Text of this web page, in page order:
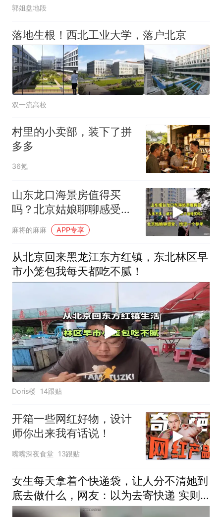
郭姐盘地段
落地生根！西北工业大学，落户北京
双一流高校
村里的小卖部，装下了拼
多多
36氪
山东龙口海景房值得买
吗？北京姑娘聊聊感受很
客观，给您一个参考
麻将的麻麻 APP专享
从北京回来黑龙江东方红镇，东北林区早
市小笼包我每天都吃不腻！
Doris楼 14跟贴
开箱一些网红好物，设计
师你出来我有话说！
嘴嘴深夜食堂 13跟贴
女生每天拿着个快递袋，让人分不清她到
底去做什么，网友：以为去寄快递 实则
下班了